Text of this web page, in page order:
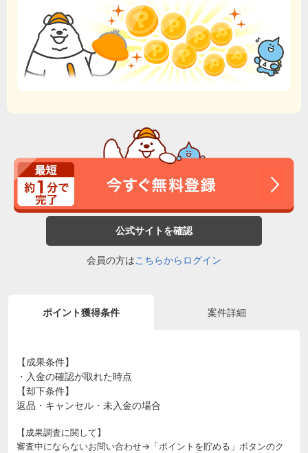
公式サイトを確認
会員の方はこちらからログイン
ポイント獲得条件 案件詳細
【成果条件】
・入金の確認が取れた時点
【却下条件】
返品・キャンセル・未入金の場合
【成果調査に関して】
審査中にならないお問い合わせ→「ポイントを貯める」ボタンのク